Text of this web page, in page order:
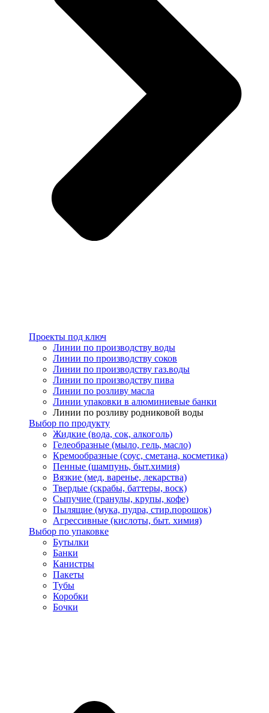
Проекты под ключ
Линии по производству воды
Линии по производству соков
Линии по производству газ.воды
Линии по производству пива
Линии по розливу масла
Линии упаковки в алюминиевые банки
Линии по розливу родниковой воды
Выбор по продукту
Жидкие (вода, сок, алкоголь)
Гелеобразные (мыло, гель, масло)
Кремообразные (соус, сметана, косметика)
Пенные (шампунь, быт.химия)
Вязкие (мед, варенье, лекарства)
Твердые (скрабы, баттеры, воск)
Сыпучие (гранулы, крупы, кофе)
Пылящие (мука, пудра, стир.порошок)
Агрессивные (кислоты, быт. химия)
Выбор по упаковке
Бутылки
Банки
Канистры
Пакеты
Тубы
Коробки
Бочки